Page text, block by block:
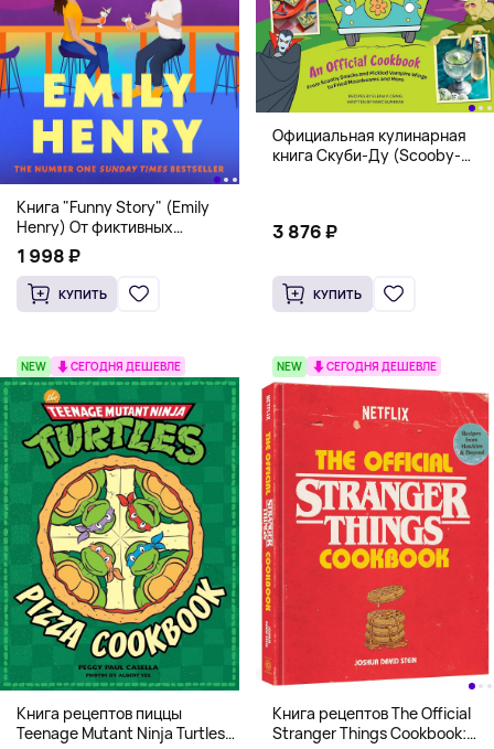
Книга "Funny Story" (Emily
Henry) От фиктивных
свиданий к реальной любви
1 998 ₽
КУПИТЬ
Официальная кулинарная
книга Скуби-Ду (Scooby-
3 876 ₽
КУПИТЬ
NEW СЕГОДНЯ ДЕШЕВЛЕ
Книга рецептов пиццы
Teenage Mutant Ninja Turtles
NEW СЕГОДНЯ ДЕШЕВЛЕ
Книга рецептов The Official
Stranger Things Cookbook: